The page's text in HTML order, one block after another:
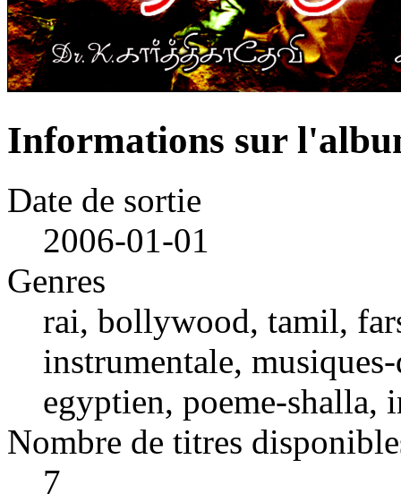
Informations sur
Date de sortie
2006-01-01
Genres
rai, bollywood, tamil,
instrumentale,
egyptien, poeme-shalla,
Nombre de titres
7